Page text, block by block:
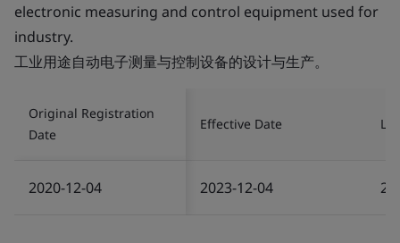
electronic measuring and control equipment used for
industry.
工业用途自动电子测量与控制设备的设计与生产。
Original Registration
Date
Effective Date
2020-12-04 2023-12-04